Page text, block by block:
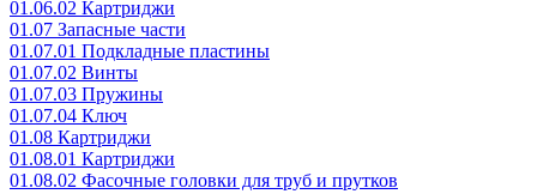
01.06.02 Картриджи
01.07 Запасные части
01.07.01 Подкладные пластины
01.07.02 Винты
01.07.03 Пружины
01.07.04 Ключ
01.08 Картриджи
01.08.01 Картриджи
01.08.02 Фасочные головки для труб и прутков